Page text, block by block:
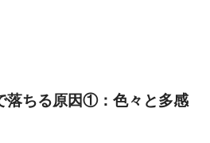
落ちる原因①：色々と多感